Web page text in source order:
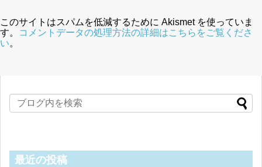
このサイトはスパムを低減するために Akismet を使っていま
す。
コメントデータの処理方法の詳細はこちらをご覧くださ
い。
最近の投稿